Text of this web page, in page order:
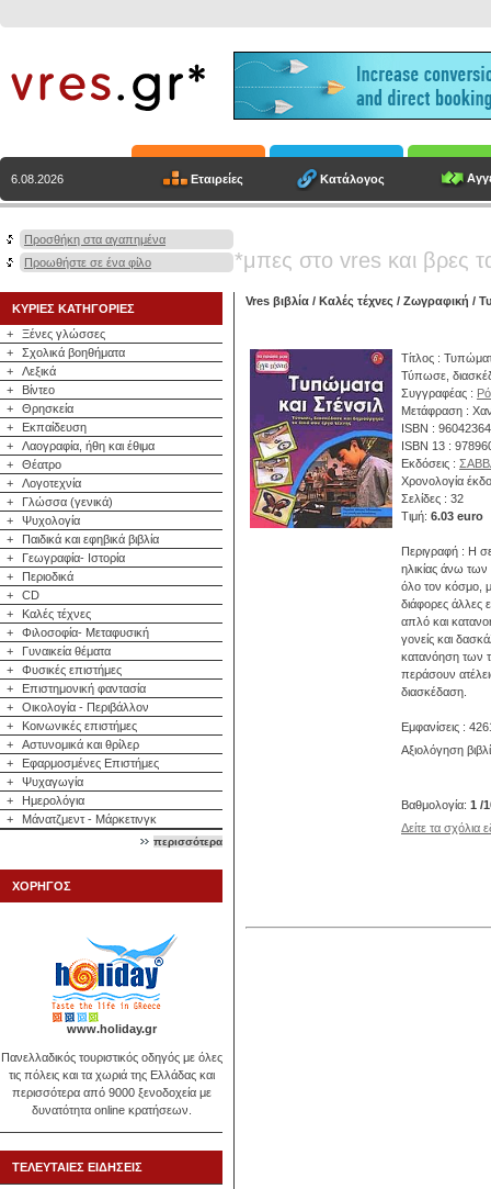
6.08.2026 Εταιρείες Κατάλογος
Προσθήκη στα αγαπημένα
Προωθήστε σε ένα φίλο
*μπες στο vres και βρες
ΚΥΡΙΕΣ ΚΑΤΗΓΟΡΙΕΣ
+
Ξένες γλώσσες
+
Σχολικά βοηθήματα
+
Λεξικά
+
Βίντεο
+
Θρησκεία
+
Εκπαίδευση
+
Λαογραφία, ήθη και έθιμα
+
Θέατρο
+
Λογοτεχνία
+
Γλώσσα (γενικά)
+
Ψυχολογία
+
Παιδικά και εφηβικά βιβλία
+
Γεωγραφία- Ιστορία
+
Περιοδικά
+
CD
+
Καλές τέχνες
+
Φιλοσοφία- Μεταφυσική
+
Γυναικεία θέματα
+
Φυσικές επιστήμες
+
Επιστημονική φαντασία
+
Οικολογία - Περιβάλλον
+
Κοινωνικές επιστήμες
+
Αστυνομικά και θρίλερ
+
Εφαρμοσμένες Επιστήμες
+
Ψυχαγωγία
+
Ημερολόγια
+
Μάνατζμεντ - Μάρκετινγκ
περισσότερα
ΧΟΡΗΓΟΣ
www.holiday.gr
Πανελλαδικός τουριστικός οδηγός με όλες
τις πόλεις και τα χωριά της Ελλάδας και
περισσότερα από 9000 ξενοδοχεία με
δυνατότητα online κρατήσεων.
ΤΕΛΕΥΤΑΙΕΣ ΕΙΔΗΣΕΙΣ
Vres βιβλία / Καλές τέχνες / Ζωγραφική /
Τίτλος :
Τύπωσε,
Συγγραφέας :
Μετάφραση :
ISBN :
ISBN 13 :
Εκδόσεις :
Χρονολογία
Σελίδες : 32
Τιμή: 6.03 euro
Περιγραφή : Η
ηλικίας άνω των
όλο τον κόσμο,
διάφορες άλλες
απλό και
γονείς και
κατανόηση των
περάσουν
διασκέδαση.
Εμφανίσεις :
Αξιολόγηση
Βαθμολογία: 1 /
Δείτε τα σχόλια